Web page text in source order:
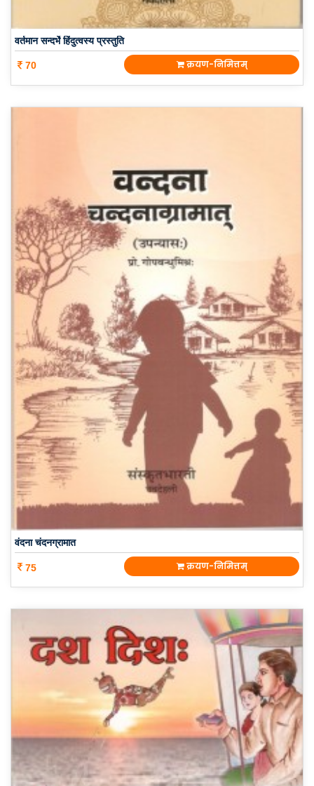
वर्तमान सन्दर्भे हिंदुत्वस्य प्रस्तुति
70 क्रयण-निमित्तम्
वंदना चंदनग्रामात
75 क्रयण-निमित्तम्